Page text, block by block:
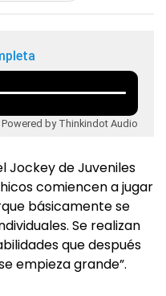
Powered by Thinkindot Audio
Jockey de Juveniles
comiencen a jugar
básicamente se
Se realizan
que después
empieza grande”.